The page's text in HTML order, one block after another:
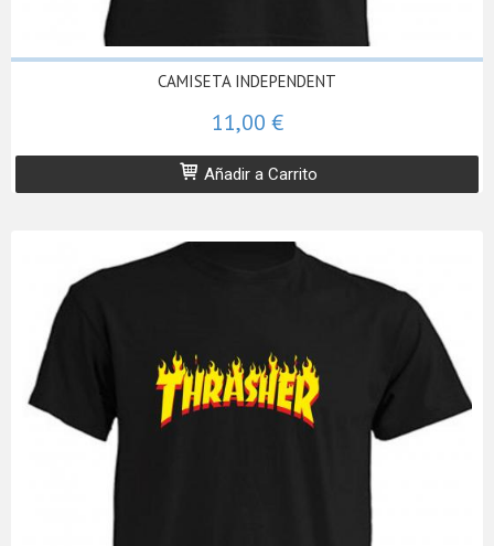
CAMISETA INDEPENDENT
11,00 €
Añadir a Carrito